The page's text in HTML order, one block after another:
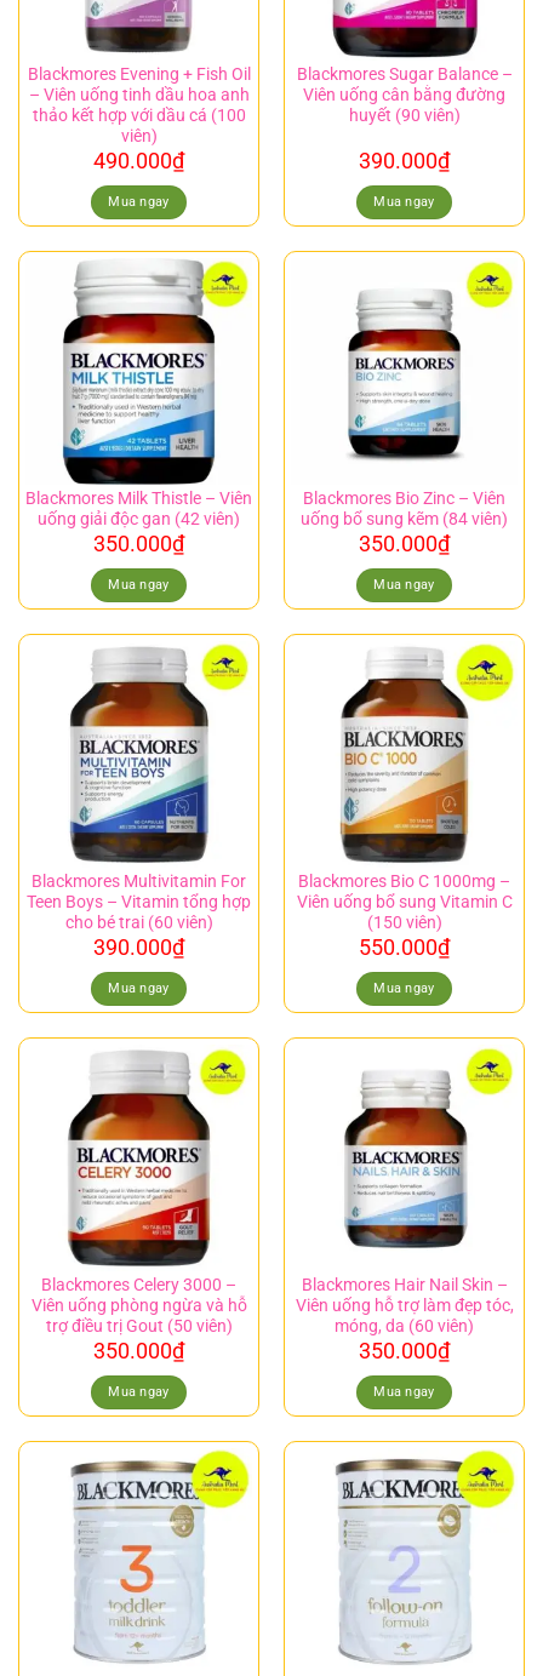
Blackmores Evening + Fish Oil
– Viên uống tinh dầu hoa anh
thảo kết hợp với dầu cá (100
viên)
490.000₫
Mua ngay
Blackmores Sugar Balance –
Viên uống cân bằng đường
huyết (90 viên)
390.000₫
Mua ngay
Blackmores Milk Thistle – Viên
uống giải độc gan (42 viên)
350.000₫
Mua ngay
Blackmores Bio Zinc – Viên
uống bổ sung kẽm (84 viên)
350.000₫
Mua ngay
Blackmores Multivitamin For
Teen Boys – Vitamin tổng hợp
cho bé trai (60 viên)
390.000₫
Mua ngay
Blackmores Bio C 1000mg –
Viên uống bổ sung Vitamin C
(150 viên)
550.000₫
Mua ngay
Blackmores Celery 3000 –
Viên uống phòng ngừa và hỗ
trợ điều trị Gout (50 viên)
350.000₫
Mua ngay
Blackmores Hair Nail Skin –
Viên uống hỗ trợ làm đẹp tóc,
móng, da (60 viên)
350.000₫
Mua ngay